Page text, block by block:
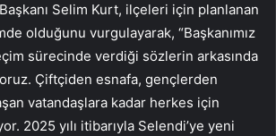
Selim Kurt, ilçeleri için planlanan
olduğunu vurgulayarak, “Başkanımız
sürecinde verdiği sözlerin arkasında
Çiftçiden esnafa, gençlerden
vatandaşlara kadar herkes için
2025 yılı itibarıyla Selendi’ye yeni